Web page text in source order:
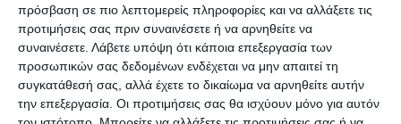
πρόσβαση σε πιο λεπτομερείς πληροφορίες και να αλλάξετε τις
προτιμήσεις σας πριν συναινέσετε ή να αρνηθείτε να
συναινέσετε. Λάβετε υπόψη ότι κάποια επεξεργασία των
προσωπικών σας δεδομένων ενδέχεται να μην απαιτεί τη
συγκατάθεσή σας, αλλά έχετε το δικαίωμα να αρνηθείτε αυτήν
την επεξεργασία. Οι προτιμήσεις σας θα ισχύουν μόνο για αυτόν
υποστηρίχτηκε από το Κίνημα Αλλαγής, με την
Περιφερειακή Αρχή του κυβερνώντος κόμματος ,καλεί
τον επικεφαλής της ΕΠΤΑΝΗΣΙΑΚΗΣ ΠΡΩΤΟΒΟΥΛΙΑΣ
να επανεξετάσει άμεσα αυτήν την συνεργασία και να
αποχωρήσει οριστικά από αυτήν, καθώς η μέχρι τώρα